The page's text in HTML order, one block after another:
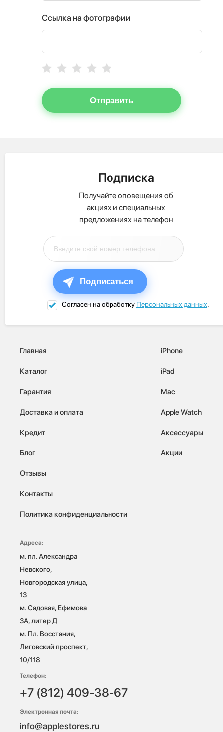
Ссылка на фотографии
Отправить
Подписка
Получайте оповещения об
акциях и специальных
предложениях на телефон
Подписаться
Согласен на обработку Персональных данных.
Главная
Каталог
Гарантия
Доставка и оплата
Кредит
Блог
Отзывы
Контакты
Политика конфиденциальности
iPhone
iPad
Mac
Apple Watch
Аксессуары
Акции
Адреса:
м. пл. Александра
Невского,
Новгородская улица,
13
м. Садовая, Ефимова
3А, литер Д
м. Пл. Восстания,
Лиговский проспект,
10/118
Телефон:
+7 (812) 409-38-67
Электронная почта:
info@applestores.ru